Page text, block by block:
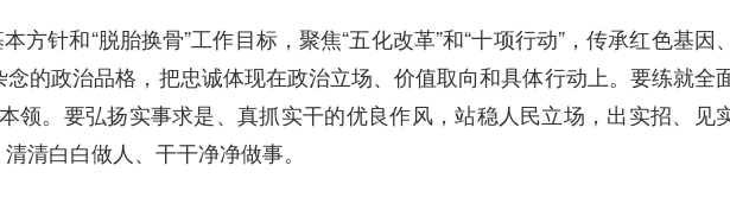
针和“脱胎换骨”工作目标，聚焦“五化改革”和“十项行动”，传承红色基因
的政治品格，把忠诚体现在政治立场、价值取向和具体行动上。要练就全
。要弘扬实事求是、真抓实干的优良作风，站稳人民立场，出实招、见
清白白做人、干干净净做事。